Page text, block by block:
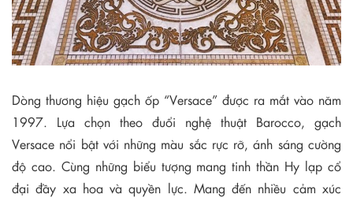
Dòng thương hiệu gạch ốp “Versace” được ra mắt vào năm
1997. Lựa chọn theo đuổi nghệ thuật Barocco, gạch
Versace nổi bật với những màu sắc rực rỡ, ánh sáng cường
độ cao. Cùng những biểu tượng mang tinh thần Hy lạp cổ
đại đầy xa hoa và quyền lực. Mang đến nhiều cảm xúc